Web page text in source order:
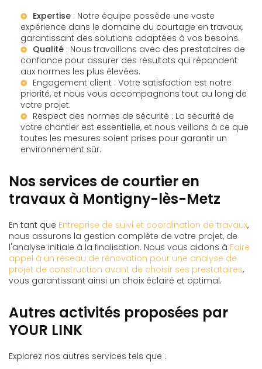
Expertise : Notre équipe possède une vaste
expérience dans le domaine du courtage en travaux,
garantissant des solutions adaptées à vos besoins.
Qualité : Nous travaillons avec des prestataires de
confiance pour assurer des résultats qui répondent
aux normes les plus élevées.
Engagement client : Votre satisfaction est notre
priorité, et nous vous accompagnons tout au long de
votre projet.
Respect des normes de sécurité : La sécurité de
votre chantier est essentielle, et nous veillons à ce que
toutes les mesures soient prises pour garantir un
environnement sûr.
Nos services de courtier en
travaux à Montigny-lès-Metz
En tant que Entreprise de suivi et coordination de travaux,
nous assurons la gestion complète de votre projet, de
l'analyse initiale à la finalisation. Nous vous aidons à Faire
appel à un réseau de rénovation pour une analyse de
projet de construction avant de choisir ses prestataires,
vous garantissant ainsi un choix éclairé et optimal.
Autres activités proposées par
YOUR LINK
Explorez nos autres services tels que :